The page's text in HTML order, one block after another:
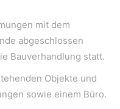
mit dem
abgeschlossen
Bauverhandlung statt.
Objekte und
sowie einem Büro.